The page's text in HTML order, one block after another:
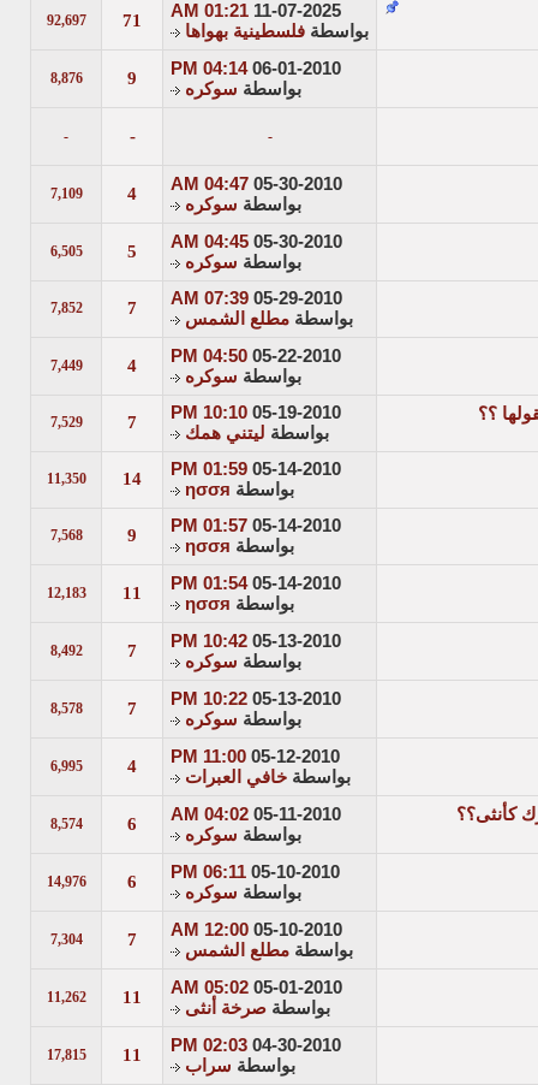
11-07-2025
01:21 AM
بواسطة فلسطينية بهواها
71
92,697
06-01-2010
04:14 PM
بواسطة سوكره
9
8,876
-
-
-
05-30-2010
04:47 AM
بواسطة سوكره
4
7,109
05-30-2010
04:45 AM
بواسطة سوكره
5
6,505
05-29-2010
07:39 AM
بواسطة مطلع الشمس
7
7,852
05-22-2010
04:50 PM
بواسطة سوكره
4
7,449
؟؟ 05-19-2010
10:10 PM
بواسطة ليتني همك
7
7,529
05-14-2010
01:59 PM
بواسطة ησσя
14
11,350
05-14-2010
01:57 PM
بواسطة ησσя
9
7,568
05-14-2010
01:54 PM
بواسطة ησσя
11
12,183
05-13-2010
10:42 PM
بواسطة سوكره
7
8,492
05-13-2010
10:22 PM
بواسطة سوكره
7
8,578
05-12-2010
11:00 PM
بواسطة خافي العبرات
4
6,995
كأنثى؟؟ 05-11-2010
04:02 AM
بواسطة سوكره
6
8,574
05-10-2010
06:11 PM
بواسطة سوكره
6
14,976
05-10-2010
12:00 AM
بواسطة مطلع الشمس
7
7,304
05-01-2010
05:02 AM
بواسطة صرخة أنثى
11
11,262
04-30-2010
02:03 PM
بواسطة سراب
11
17,815